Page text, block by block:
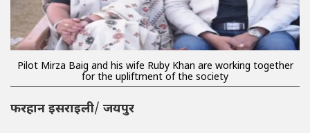
Pilot Mirza Baig and his wife Ruby Khan are working together
for the upliftment of the society
फरहान इसराइली/ जयपुर